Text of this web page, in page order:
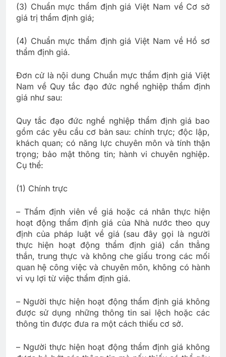
(3) Chuẩn mực thẩm định giá Việt Nam về Cơ sở
giá trị thẩm định giá;
(4) Chuẩn mực thẩm định giá Việt Nam về Hồ sơ
thẩm định giá.
Đơn cử là nội dung Chuẩn mực thẩm định giá Việt
Nam về Quy tắc đạo đức nghề nghiệp thẩm định
giá như sau:
Quy tắc đạo đức nghề nghiệp thẩm định giá bao
gồm các yêu cầu cơ bản sau: chính trực; độc lập,
khách quan; có năng lực chuyên môn và tính thận
trọng; bảo mật thông tin; hành vi chuyên nghiệp.
Cụ thể:
(1) Chính trực
– Thẩm định viên về giá hoặc cá nhân thực hiện
hoạt động thẩm định giá của Nhà nước theo quy
định của pháp luật về giá (sau đây gọi là người
thực hiện hoạt động thẩm định giá) cần thẳng
thắn, trung thực và không che giấu trong các mối
quan hệ công việc và chuyên môn, không có hành
vi vụ lợi từ việc thẩm định giá.
– Người thực hiện hoạt động thẩm định giá không
được sử dụng những thông tin sai lệch hoặc các
thông tin được đưa ra một cách thiếu cơ sở.
– Người thực hiện hoạt động thẩm định giá không